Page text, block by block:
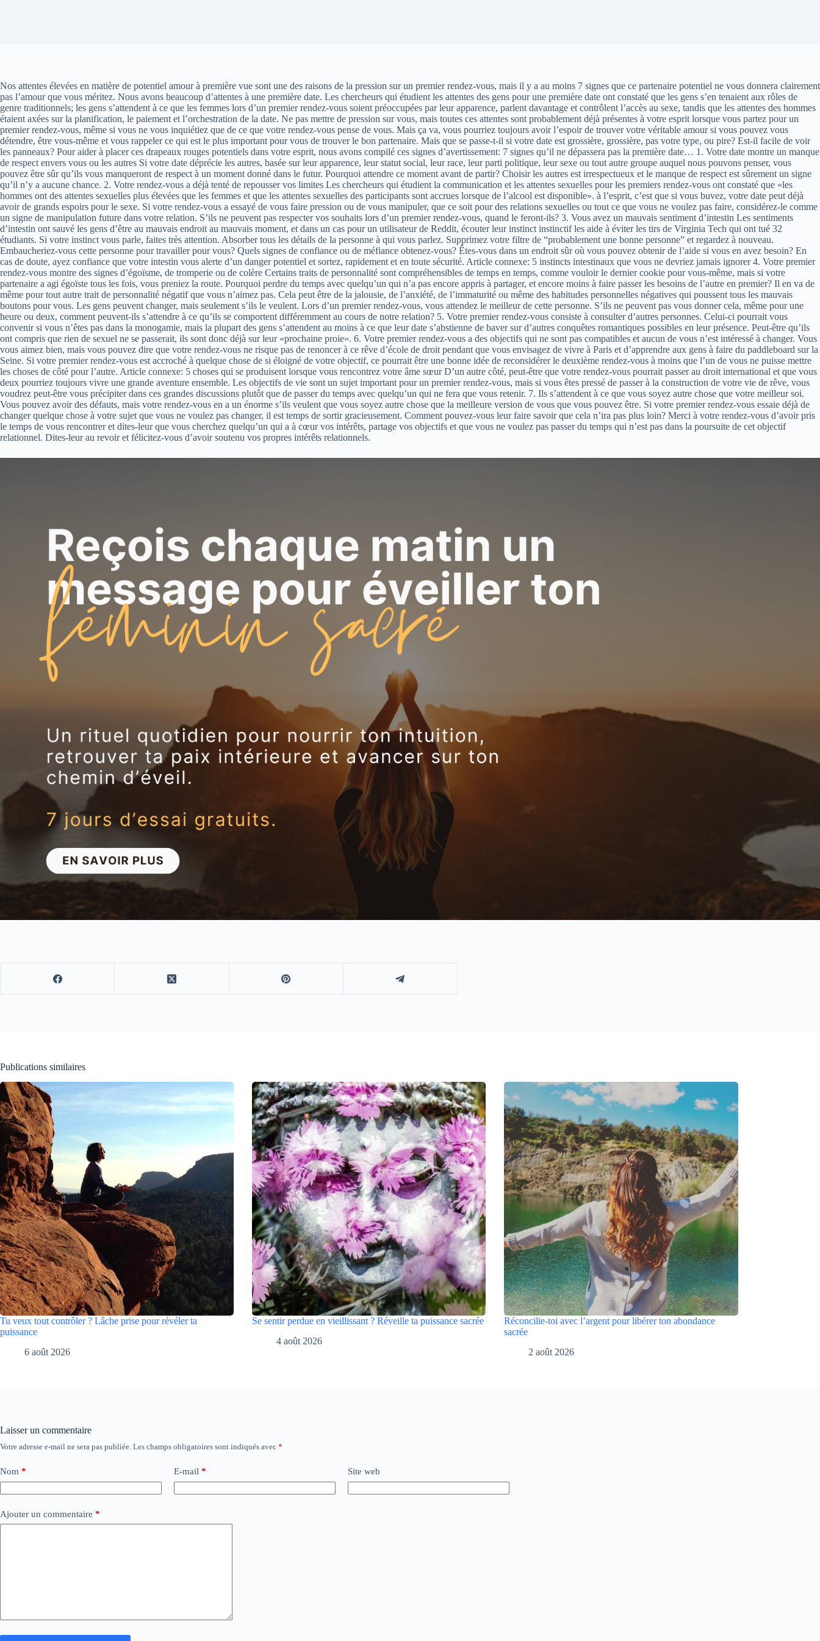
Nos attentes élevées en matière de potentiel amour à première vue sont une des raisons de la pression sur un premier rendez-vous, mais il y a au moins 7 signes que ce partenaire potentiel ne vous donnera clairement
pas l’amour que vous méritez. Nous avons beaucoup d’attentes à une première date. Les chercheurs qui étudient les attentes des gens pour une première date ont constaté que les gens s’en tenaient aux rôles de
genre traditionnels; les gens s’attendent à ce que les femmes lors d’un premier rendez-vous soient préoccupées par leur apparence, parlent davantage et contrôlent l’accès au sexe, tandis que les attentes des hommes
étaient axées sur la planification, le paiement et l’orchestration de la date. Ne pas mettre de pression sur vous, mais toutes ces attentes sont probablement déjà présentes à votre esprit lorsque vous partez pour un
premier rendez-vous, même si vous ne vous inquiétiez que de ce que votre rendez-vous pense de vous. Mais ça va, vous pourriez toujours avoir l’espoir de trouver votre véritable amour si vous pouvez vous
détendre, être vous-même et vous rappeler ce qui est le plus important pour vous de trouver le bon partenaire. Mais que se passe-t-il si votre date est grossière, grossière, pas votre type, ou pire? Est-il facile de voir
les panneaux? Pour aider à placer ces drapeaux rouges potentiels dans votre esprit, nous avons compilé ces signes d’avertissement: 7 signes qu’il ne dépassera pas la première date… 1. Votre date montre un manque
de respect envers vous ou les autres Si votre date déprécie les autres, basée sur leur apparence, leur statut social, leur race, leur parti politique, leur sexe ou tout autre groupe auquel nous pouvons penser, vous
pouvez être sûr qu’ils vous manqueront de respect à un moment donné dans le futur. Pourquoi attendre ce moment avant de partir? Choisir les autres est irrespectueux et le manque de respect est sûrement un signe
qu’il n’y a aucune chance. 2. Votre rendez-vous a déjà tenté de repousser vos limites Les chercheurs qui étudient la communication et les attentes sexuelles pour les premiers rendez-vous ont constaté que «les
hommes ont des attentes sexuelles plus élevées que les femmes et que les attentes sexuelles des participants sont accrues lorsque de l’alcool est disponible». à l’esprit, c’est que si vous buvez, votre date peut déjà
avoir de grands espoirs pour le sexe. Si votre rendez-vous a essayé de vous faire pression ou de vous manipuler, que ce soit pour des relations sexuelles ou tout ce que vous ne voulez pas faire, considérez-le comme
un signe de manipulation future dans votre relation. S’ils ne peuvent pas respecter vos souhaits lors d’un premier rendez-vous, quand le feront-ils? 3. Vous avez un mauvais sentiment d’intestin Les sentiments
d’intestin ont sauvé les gens d’être au mauvais endroit au mauvais moment, et dans un cas pour un utilisateur de Reddit, écouter leur instinct instinctif les aide à éviter les tirs de Virginia Tech qui ont tué 32
étudiants. Si votre instinct vous parle, faites très attention. Absorber tous les détails de la personne à qui vous parlez. Supprimez votre filtre de “probablement une bonne personne” et regardez à nouveau.
Embaucheriez-vous cette personne pour travailler pour vous? Quels signes de confiance ou de méfiance obtenez-vous? Êtes-vous dans un endroit sûr où vous pouvez obtenir de l’aide si vous en avez besoin? En
cas de doute, ayez confiance que votre intestin vous alerte d’un danger potentiel et sortez, rapidement et en toute sécurité. Article connexe: 5 instincts intestinaux que vous ne devriez jamais ignorer 4. Votre premier
rendez-vous montre des signes d’égoïsme, de tromperie ou de colère Certains traits de personnalité sont compréhensibles de temps en temps, comme vouloir le dernier cookie pour vous-même, mais si votre
partenaire a agi égoïste tous les fois, vous preniez la route. Pourquoi perdre du temps avec quelqu’un qui n’a pas encore appris à partager, et encore moins à faire passer les besoins de l’autre en premier? Il en va de
même pour tout autre trait de personnalité négatif que vous n’aimez pas. Cela peut être de la jalousie, de l’anxiété, de l’immaturité ou même des habitudes personnelles négatives qui poussent tous les mauvais
boutons pour vous. Les gens peuvent changer, mais seulement s’ils le veulent. Lors d’un premier rendez-vous, vous attendez le meilleur de cette personne. S’ils ne peuvent pas vous donner cela, même pour une
heure ou deux, comment peuvent-ils s’attendre à ce qu’ils se comportent différemment au cours de notre relation? 5. Votre premier rendez-vous consiste à consulter d’autres personnes. Celui-ci pourrait vous
convenir si vous n’êtes pas dans la monogamie, mais la plupart des gens s’attendent au moins à ce que leur date s’abstienne de baver sur d’autres conquêtes romantiques possibles en leur présence. Peut-être qu’ils
ont compris que rien de sexuel ne se passerait, ils sont donc déjà sur leur «prochaine proie». 6. Votre premier rendez-vous a des objectifs qui ne sont pas compatibles et aucun de vous n’est intéressé à changer. Vous
vous aimez bien, mais vous pouvez dire que votre rendez-vous ne risque pas de renoncer à ce rêve d’école de droit pendant que vous envisagez de vivre à Paris et d’apprendre aux gens à faire du paddleboard sur la
Seine. Si votre premier rendez-vous est accroché à quelque chose de si éloigné de votre objectif, ce pourrait être une bonne idée de reconsidérer le deuxième rendez-vous à moins que l’un de vous ne puisse mettre
les choses de côté pour l’autre. Article connexe: 5 choses qui se produisent lorsque vous rencontrez votre âme sœur D’un autre côté, peut-être que votre rendez-vous pourrait passer au droit international et que vous
deux pourriez toujours vivre une grande aventure ensemble. Les objectifs de vie sont un sujet important pour un premier rendez-vous, mais si vous êtes pressé de passer à la construction de votre vie de rêve, vous
voudrez peut-être vous précipiter dans ces grandes discussions plutôt que de passer du temps avec quelqu’un qui ne fera que vous retenir. 7. Ils s’attendent à ce que vous soyez autre chose que votre meilleur soi.
Vous pouvez avoir des défauts, mais votre rendez-vous en a un énorme s’ils veulent que vous soyez autre chose que la meilleure version de vous que vous pouvez être. Si votre premier rendez-vous essaie déjà de
changer quelque chose à votre sujet que vous ne voulez pas changer, il est temps de sortir gracieusement. Comment pouvez-vous leur faire savoir que cela n’ira pas plus loin? Merci à votre rendez-vous d’avoir pris
le temps de vous rencontrer et dites-leur que vous cherchez quelqu’un qui a à cœur vos intérêts, partage vos objectifs et que vous ne voulez pas passer du temps qui n’est pas dans la poursuite de cet objectif
relationnel. Dites-leur au revoir et félicitez-vous d’avoir soutenu vos propres intérêts relationnels.
Publications similaires
Tu veux tout contrôler ? Lâche prise pour révéler ta
puissance
6 août 2026
Se sentir perdue en vieillissant ? Réveille ta puissance sacrée
4 août 2026
Réconcilie-toi avec l’argent pour libérer ton abondance
sacrée
2 août 2026
Laisser un commentaire
Votre adresse e-mail ne sera pas publiée. Les champs obligatoires sont indiqués avec *
Nom * E-mail * Site web
Ajouter un commentaire *